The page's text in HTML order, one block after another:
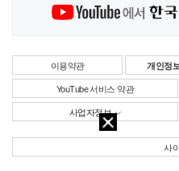
이용약관 개인정
YouTube 서비스 약관
사업자정보
사